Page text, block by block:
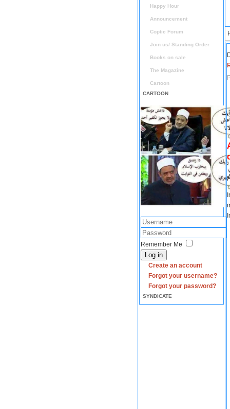
Happy Hour
Announcement
Coptic Forum
Join us/ Standing Order
Books on sale
The Magazine
Cartoon
CARTOON
Remember Me
Log in
Create an account
Forgot your username?
Forgot your password?
SYNDICATE